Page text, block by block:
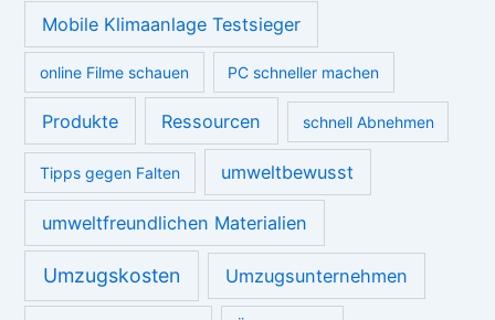
Mobile Klimaanlage Testsieger
online Filme schauen PC schneller machen
Produkte Ressourcen schnell Abnehmen
Tipps gegen Falten umweltbewusst
umweltfreundlichen Materialien
Umzugskosten Umzugsunternehmen